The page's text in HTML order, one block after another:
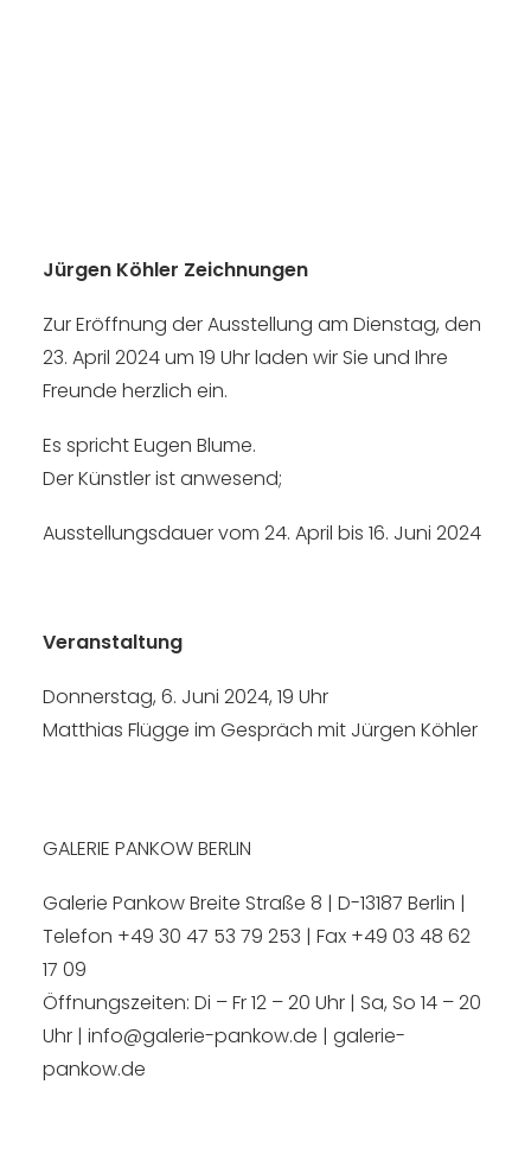
Jürgen Köhler Zeichnungen
Zur Eröffnung der Ausstellung am Dienstag, den
23. April 2024 um 19 Uhr laden wir Sie und Ihre
Freunde herzlich ein.
Es spricht Eugen Blume.
Der Künstler ist anwesend;
Ausstellungsdauer vom 24. April bis 16. Juni 2024
Veranstaltung
Donnerstag, 6. Juni 2024, 19 Uhr
Matthias Flügge im Gespräch mit Jürgen Köhler
GALERIE PANKOW BERLIN
Galerie Pankow Breite Straße 8 | D-13187 Berlin |
Telefon +49 30 47 53 79 253 | Fax +49 03 48 62
17 09
Öffnungszeiten: Di – Fr 12 – 20 Uhr | Sa, So 14 – 20
Uhr | info@galerie-pankow.de | galerie-
pankow.de